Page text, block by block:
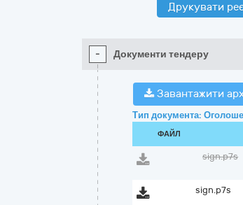
Друкувати
- Документи тендеру
Завантажити
Тип документа:
ФАЙЛ
sign.p7s
sign.p7s